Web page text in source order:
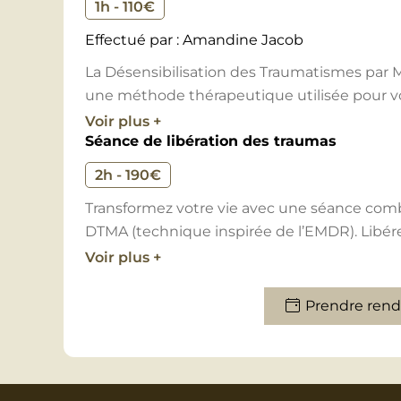
1h - 110€
Effectué par : Amandine Jacob
La Désensibilisation des Traumatismes par
une méthode thérapeutique utilisée pour
situations. La séance consiste à traiter les «
qui nous empêchent de vivre sereinement
souvenirs. Inspirée de l’EMDR (Eye
Reprocessing), la DTMA utilise des
des tapotements ou des sons, pour aider
souvenirs.
traitement normal des informations dans le
mouvements alternatifs, le thérapeute aide
Voir plus +
Séance de libération des traumas
2h - 190€
Transformez votre vie avec une séance
DTMA (technique inspirée de l’EMDR).
blocages profonds pour retrouver une vie
Voir plus +
Prendre